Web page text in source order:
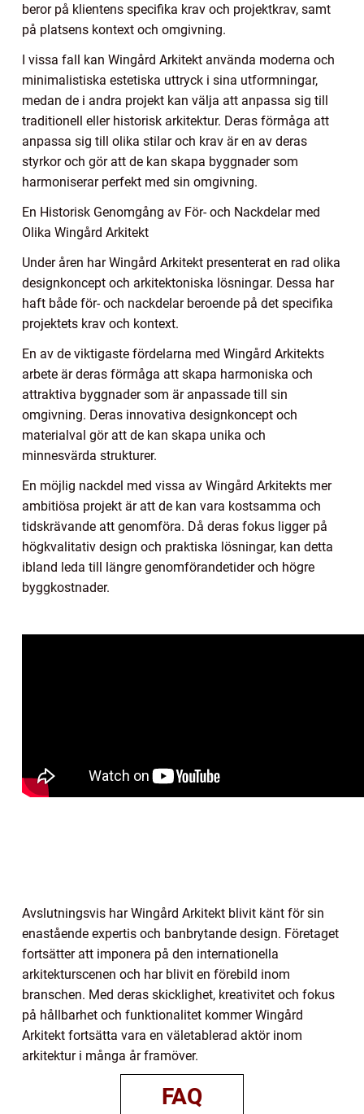
beror på klientens specifika krav och projektkrav, samt
på platsens kontext och omgivning.
I vissa fall kan Wingård Arkitekt använda moderna och
minimalistiska estetiska uttryck i sina utformningar,
medan de i andra projekt kan välja att anpassa sig till
traditionell eller historisk arkitektur. Deras förmåga att
anpassa sig till olika stilar och krav är en av deras
styrkor och gör att de kan skapa byggnader som
harmoniserar perfekt med sin omgivning.
En Historisk Genomgång av För- och Nackdelar med
Olika Wingård Arkitekt
Under åren har Wingård Arkitekt presenterat en rad olika
designkoncept och arkitektoniska lösningar. Dessa har
haft både för- och nackdelar beroende på det specifika
projektets krav och kontext.
En av de viktigaste fördelarna med Wingård Arkitekts
arbete är deras förmåga att skapa harmoniska och
attraktiva byggnader som är anpassade till sin
omgivning. Deras innovativa designkoncept och
materialval gör att de kan skapa unika och
minnesvärda strukturer.
En möjlig nackdel med vissa av Wingård Arkitekts mer
ambitiösa projekt är att de kan vara kostsamma och
tidskrävande att genomföra. Då deras fokus ligger på
högkvalitativ design och praktiska lösningar, kan detta
ibland leda till längre genomförandetider och högre
byggkostnader.
Avslutningsvis har Wingård Arkitekt blivit känt för sin
enastående expertis och banbrytande design. Företaget
fortsätter att imponera på den internationella
arkitekturscenen och har blivit en förebild inom
branschen. Med deras skicklighet, kreativitet och fokus
på hållbarhet och funktionalitet kommer Wingård
Arkitekt fortsätta vara en väletablerad aktör inom
arkitektur i många år framöver.
FAQ